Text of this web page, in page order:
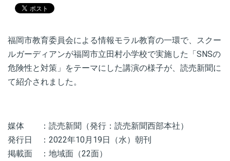
福岡市教育委員会による情報モラル教育の一環で、スクー
ルガーディアンが福岡市立田村小学校で実施した「SNSの
危険性と対策」をテーマにした講演の様子が、読売新聞に
て紹介されました。
媒体 ：読売新聞（発行：読売新聞西部本社）
発行日 ：2022年10月19日（水）朝刊
掲載面 ：地域面（22面）